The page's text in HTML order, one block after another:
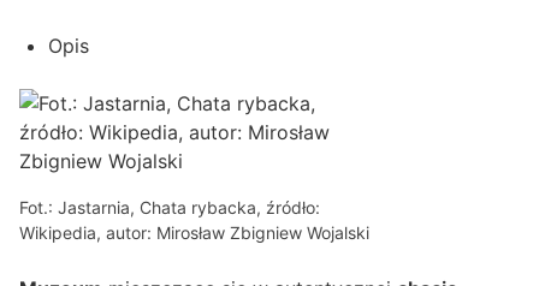
Opis
Fot.: Jastarnia, Chata rybacka, źródło:
Wikipedia, autor: Mirosław Zbigniew Wojalski